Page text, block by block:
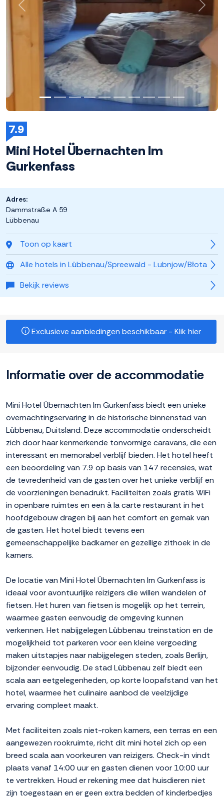
7.9
Mini Hotel Übernachten Im
Gurkenfass
Toon op kaart
Alle hotels in Lübbenau/Spreewald - Lubnjow/Błota
Bekijk reviews
Adres:
Dammstraße A 59
Lübbenau
Exclusieve aanbiedingen beschikbaar - Klik hier
Informatie over de accommodatie
Mini Hotel Übernachten Im Gurkenfass biedt een unieke
overnachtingservaring in de historische binnenstad van
Lübbenau, Duitsland. Deze accommodatie onderscheidt
zich door haar kenmerkende tonvormige caravans, die een
interessant en memorabel verblijf bieden. Het hotel heeft
een beoordeling van 7.9 op basis van 147 recensies, wat
de tevredenheid van de gasten over het unieke verblijf en
de voorzieningen benadrukt. Faciliteiten zoals gratis WiFi
in openbare ruimtes en een à la carte restaurant in het
hoofdgebouw dragen bij aan het comfort en gemak van
de gasten. Het hotel biedt tevens een
gemeenschappelijke badkamer en gezellige zithoek in de
kamers.
De locatie van Mini Hotel Übernachten Im Gurkenfass is
ideaal voor avontuurlijke reizigers die willen wandelen of
fietsen. Het huren van fietsen is mogelijk op het terrein,
waarmee gasten eenvoudig de omgeving kunnen
verkennen. Het nabijgelegen Lübbenau treinstation en de
mogelijkheid tot parkeren voor een kleine vergoeding
maken uitstapjes naar nabijgelegen steden, zoals Berlijn,
bijzonder eenvoudig. De stad Lübbenau zelf biedt een
scala aan eetgelegenheden, op korte loopafstand van het
hotel, waarmee het culinaire aanbod de veelzijdige
ervaring compleet maakt.
Met faciliteiten zoals niet-roken kamers, een terras en een
aangewezen rookruimte, richt dit mini hotel zich op een
breed scala aan voorkeuren van reizigers. Check-in vindt
plaats vanaf 14:00 uur en gasten dienen voor 10:00 uur
te vertrekken. Houd er rekening mee dat huisdieren niet
zijn toegestaan en er geen extra bedden of kinderbedjes